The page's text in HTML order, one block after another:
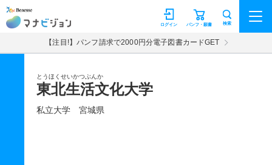
マナビジョン パンフ・願書
ログイン 検索
【注目!】パンフ請求で2000円分電子図書カードGET
とうほくせいかつぶんか
東北生活文化大学
私立大学 宮城県